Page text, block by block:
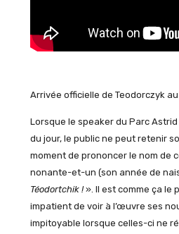
Arrivée officielle de Teodorczyk
Lorsque le speaker du Parc
du jour, le public ne peut retenir
moment de prononcer le nom de
nonante-et-un (son année de
Téodortchik !». Il est comme ça le
impatient de voir à l’œuvre ses
impitoyable lorsque celles-ci ne